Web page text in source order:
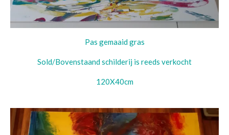
Pas gemaaid gras
Sold/Bovenstaand schilderij is reeds verkocht
120X40cm